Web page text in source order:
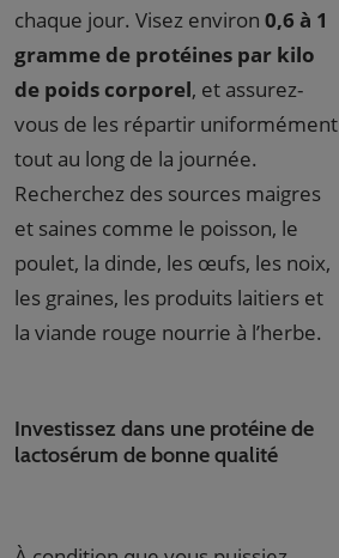
chaque jour. Visez environ 0,6 à 1
gramme de protéines par kilo
de poids corporel, et assurez-
vous de les répartir uniformément
tout au long de la journée.
Recherchez des sources maigres
et saines comme le poisson, le
poulet, la dinde, les œufs, les noix,
les graines, les produits laitiers et
la viande rouge nourrie à l’herbe.
Investissez dans une protéine de
lactosérum de bonne qualité